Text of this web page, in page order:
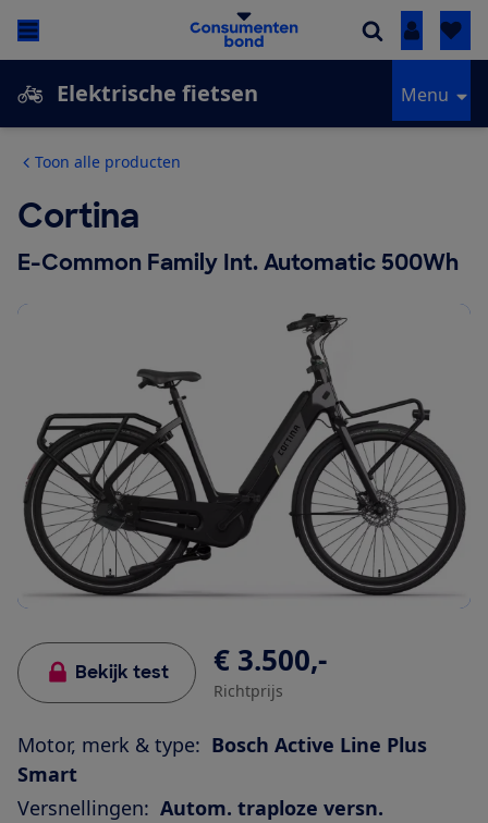
Inloggen
Elektrische fietsen Menu
Toon alle producten
Cortina
E-Common Family Int. Automatic 500Wh
Bekijk test € 3.500,-
Richtprijs
Motor, merk & type: Bosch Active Line Plus
Smart
Versnellingen: Autom. traploze versn.